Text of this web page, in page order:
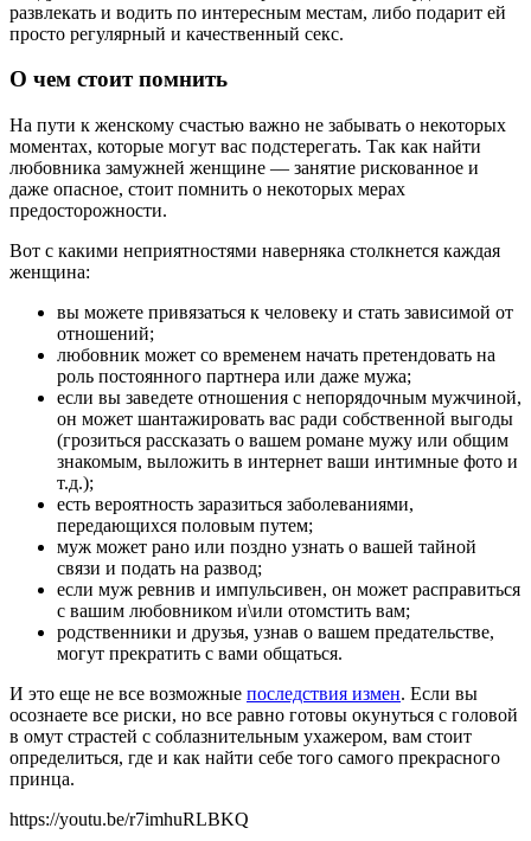
развлекать и водить по интересным местам, либо подарит ей
просто регулярный и качественный секс.
О чем стоит помнить
На пути к женскому счастью важно не забывать о некоторых
моментах, которые могут вас подстерегать. Так как найти
любовника замужней женщине — занятие рискованное и
даже опасное, стоит помнить о некоторых мерах
предосторожности.
Вот с какими неприятностями наверняка столкнется каждая
женщина:
вы можете привязаться к человеку и стать зависимой от
отношений;
любовник может со временем начать претендовать на
роль постоянного партнера или даже мужа;
если вы заведете отношения с непорядочным мужчиной,
он может шантажировать вас ради собственной выгоды
(грозиться рассказать о вашем романе мужу или общим
знакомым, выложить в интернет ваши интимные фото и
т.д.);
есть вероятность заразиться заболеваниями,
передающихся половым путем;
муж может рано или поздно узнать о вашей тайной
связи и подать на развод;
если муж ревнив и импульсивен, он может расправиться
с вашим любовником и\или отомстить вам;
родственники и друзья, узнав о вашем предательстве,
могут прекратить с вами общаться.
И это еще не все возможные последствия измен. Если вы
осознаете все риски, но все равно готовы окунуться с головой
в омут страстей с соблазнительным ухажером, вам стоит
определиться, где и как найти себе того самого прекрасного
принца.
https://youtu.be/r7imhuRLBKQ